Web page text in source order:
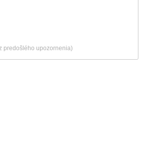
predošlého upozornenia)